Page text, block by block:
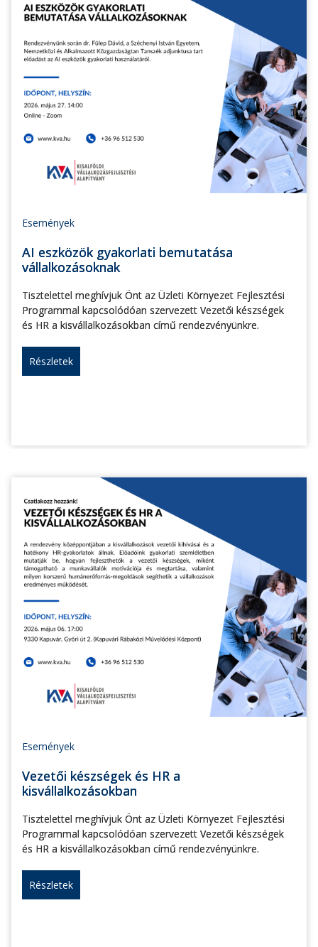
Események
AI eszközök gyakorlati bemutatása
vállalkozásoknak
Tisztelettel meghívjuk Önt az Üzleti Környezet Fejlesztési
Programmal kapcsolódóan szervezett Vezetői készségek
és HR a kisvállalkozásokban című rendezvényünkre.
Részletek
Események
Vezetői készségek és HR a
kisvállalkozásokban
Tisztelettel meghívjuk Önt az Üzleti Környezet Fejlesztési
Programmal kapcsolódóan szervezett Vezetői készségek
és HR a kisvállalkozásokban című rendezvényünkre.
Részletek